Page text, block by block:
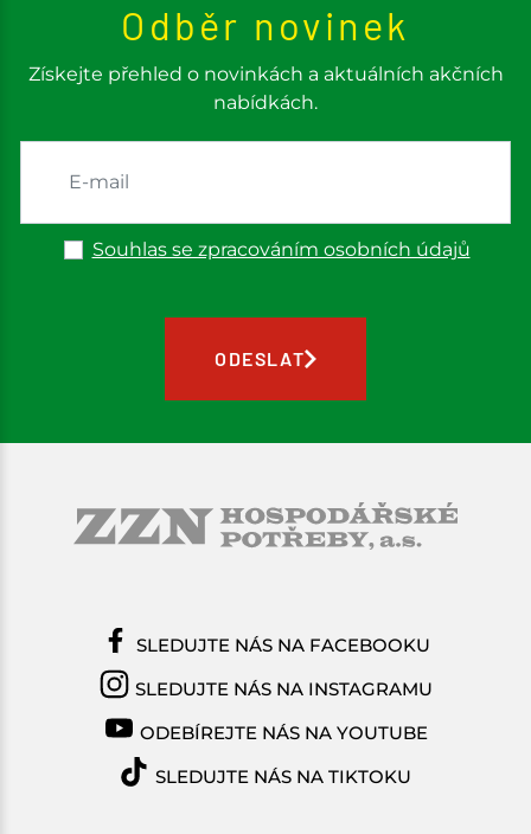
Odběr novinek
Získejte přehled o novinkách a aktuálních akčních
nabídkách.
Souhlas se zpracováním osobních údajů
ODESLAT
SLEDUJTE NÁS NA FACEBOOKU
SLEDUJTE NÁS NA INSTAGRAMU
ODEBÍREJTE NÁS NA YOUTUBE
SLEDUJTE NÁS NA TIKTOKU